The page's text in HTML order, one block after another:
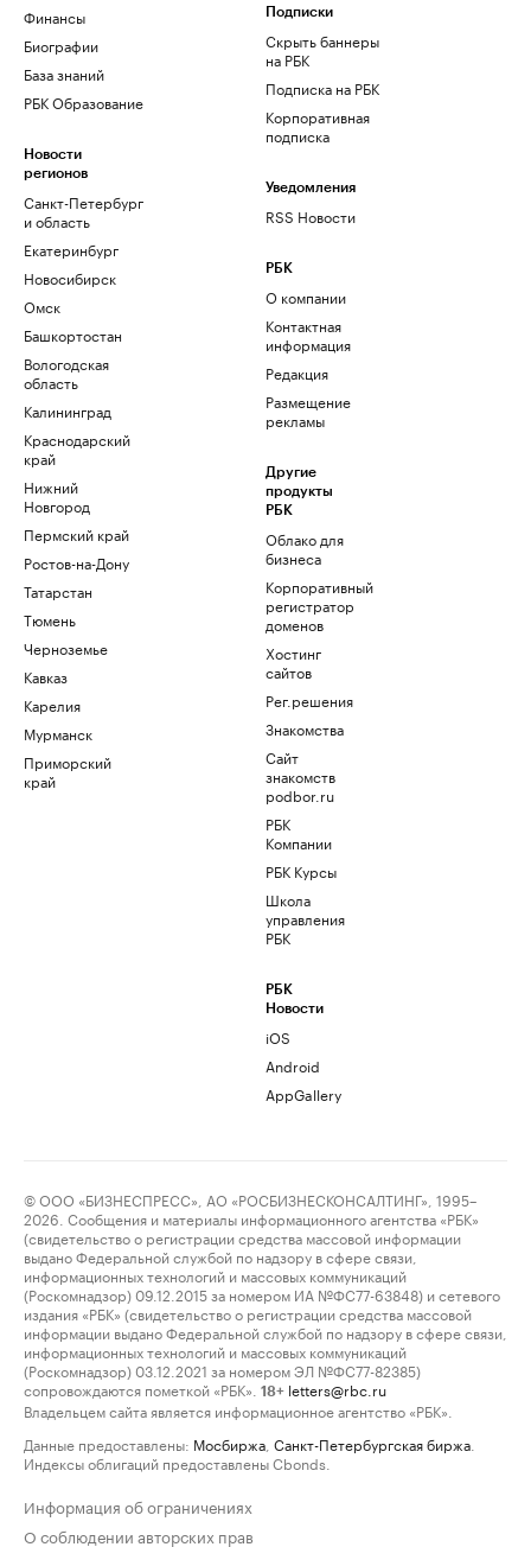
Финансы
Биографии
База знаний
РБК Образование
Новости
регионов
Санкт-Петербург
и область
Екатеринбург
Новосибирск
Омск
Башкортостан
Вологодская
область
Калининград
Краснодарский
край
Нижний
Новгород
Пермский край
Ростов-на-Дону
Татарстан
Тюмень
Черноземье
Кавказ
Карелия
Мурманск
Приморский
край
Подписки
Скрыть баннеры
на РБК
Подписка на РБК
Корпоративная
подписка
Уведомления
RSS Новости
РБК
О компании
Контактная
информация
Редакция
Размещение
рекламы
Другие
продукты
РБК
Облако для
бизнеса
Корпоративный
регистратор
доменов
Хостинг
сайтов
Рег.решения
Знакомства
Сайт
знакомств
podbor.ru
РБК
Компании
РБК Курсы
Школа
управления
РБК
РБК
Новости
iOS
Android
AppGallery
© ООО «БИЗНЕСПРЕСС», АО «РОСБИЗНЕСКОНСАЛТИНГ», 1995–
2026. Сообщения и материалы информационного агентства «РБК»
(свидетельство о регистрации средства массовой информации
выдано Федеральной службой по надзору в сфере связи,
информационных технологий и массовых коммуникаций
(Роскомнадзор) 09.12.2015 за номером ИА №ФС77-63848) и сетевого
издания «РБК» (свидетельство о регистрации средства массовой
информации выдано Федеральной службой по надзору в сфере связи,
информационных технологий и массовых коммуникаций
(Роскомнадзор) 03.12.2021 за номером ЭЛ №ФС77-82385)
сопровождаются пометкой «РБК».
18+ letters@rbc.ru
Владельцем сайта является информационное агентство «РБК».
Данные предоставлены: Мосбиржа Санкт-Петербургская биржа
Индексы облигаций предоставлены Cbonds.
Информация об ограничениях
О соблюдении авторских прав